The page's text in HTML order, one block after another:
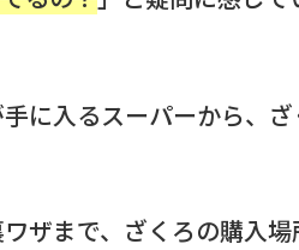
に入るスーパーから、
ザまで、ざくろの購入